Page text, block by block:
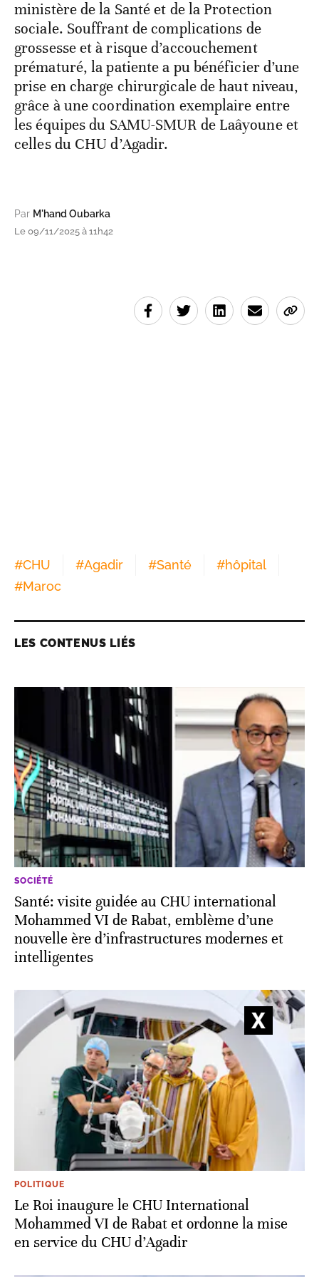
ministère de la Santé et de la Protection
sociale. Souffrant de complications de
grossesse et à risque d’accouchement
prématuré, la patiente a pu bénéficier d’une
prise en charge chirurgicale de haut niveau,
grâce à une coordination exemplaire entre
les équipes du SAMU-SMUR de Laâyoune et
celles du CHU d’Agadir.
Par M'hand Oubarka
Le 09/11/2025 à 11h42
#CHU #Agadir #Santé #hôpital
#Maroc
LES CONTENUS LIÉS
SOCIÉTÉ
Santé: visite guidée au CHU international
Mohammed VI de Rabat, emblème d’une
nouvelle ère d’infrastructures modernes et
intelligentes
POLITIQUE
Le Roi inaugure le CHU International
Mohammed VI de Rabat et ordonne la mise
en service du CHU d’Agadir